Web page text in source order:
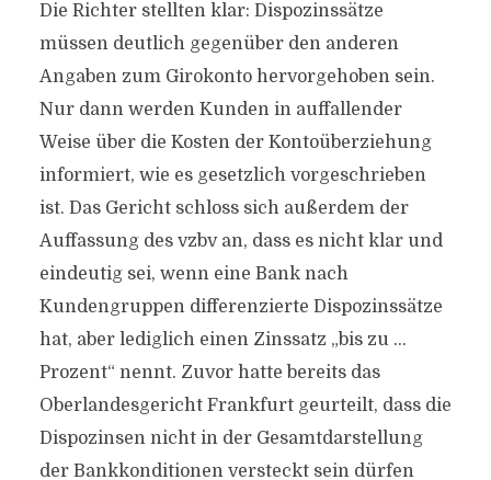
Die Richter stellten klar: Dispozinssätze
müssen deutlich gegenüber den anderen
Angaben zum Girokonto hervorgehoben sein.
Nur dann werden Kunden in auffallender
Weise über die Kosten der Kontoüberziehung
informiert, wie es gesetzlich vorgeschrieben
ist. Das Gericht schloss sich außerdem der
Auffassung des vzbv an, dass es nicht klar und
eindeutig sei, wenn eine Bank nach
Kundengruppen differenzierte Dispozinssätze
hat, aber lediglich einen Zinssatz „bis zu …
Prozent“ nennt. Zuvor hatte bereits das
Oberlandesgericht Frankfurt geurteilt, dass die
Dispozinsen nicht in der Gesamtdarstellung
der Bankkonditionen versteckt sein dürfen